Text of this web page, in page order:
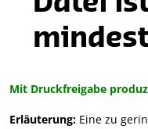
Mit Druckfreigabe
Erläuterung: Eine zu